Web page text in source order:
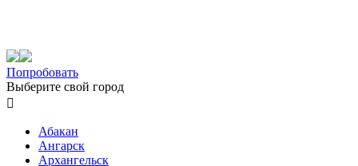
Попробовать
Выберите свой город

Абакан
Ангарск
Архангельск